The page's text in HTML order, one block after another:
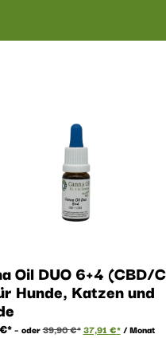
Oil DUO 6+4 (CBD/
Hunde, Katzen und
€ – oder39,90€ 37,91 € / Monat